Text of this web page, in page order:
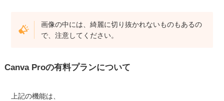
画像の中には、綺麗に切り抜かれないものもあるの
で、注意してください。
Canva Proの有料プランについて
上記の機能は、